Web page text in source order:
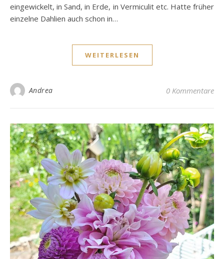
eingewickelt, in Sand, in Erde, in Vermiculit etc. Hatte früher
einzelne Dahlien auch schon in…
WEITERLESEN
Andrea 0 Kommentare